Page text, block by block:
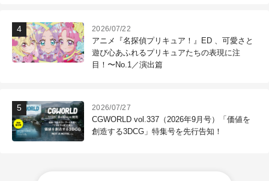
2026/07/22
アニメ『名探偵プリキュア！』ED 、可愛さと
遊び心あふれるプリキュアたちの表現に注
目！〜No.1／演出篇
2026/07/27
CGWORLD vol.337（2026年9月号）「価値を
創造する3DCG」特集号を先行告知！